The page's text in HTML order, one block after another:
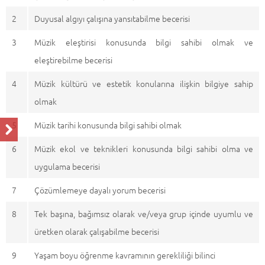
2
Duyusal algıyı çalışına yansıtabilme becerisi
3
Müzik eleştirisi konusunda bilgi sahibi olmak ve
eleştirebilme becerisi
4
Müzik kültürü ve estetik konularına ilişkin bilgiye sahip
olmak
5
Müzik tarihi konusunda bilgi sahibi olmak
6
Müzik ekol ve teknikleri konusunda bilgi sahibi olma ve
uygulama becerisi
7
Çözümlemeye dayalı yorum becerisi
8
Tek başına, bağımsız olarak ve/veya grup içinde uyumlu ve
üretken olarak çalışabilme becerisi
9
Yaşam boyu öğrenme kavramının gerekliliği bilinci